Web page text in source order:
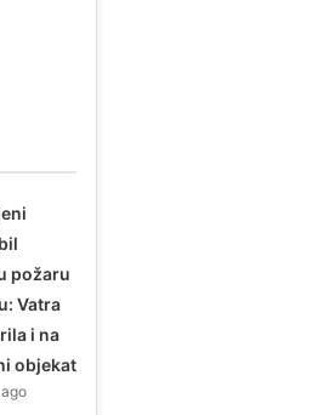
požaru
Vatra
i na
objekat